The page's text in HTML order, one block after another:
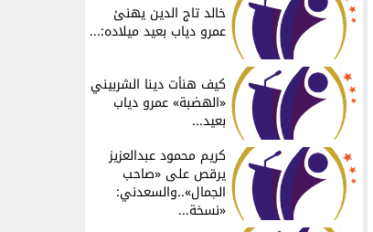
خالد تاج الدين يهنئ
عمرو دياب بعيد ميلاده:...
كيف هنأت دينا الشربيني
«الهضبة» عمرو دياب
بعيد...
كريم محمود عبدالعزيز
يرقص على «صاحب
الجمال»..والسعدني:
«نسخة...